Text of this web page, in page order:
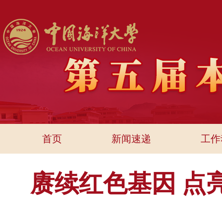
首页 新闻速递 工
赓续红色基因 点